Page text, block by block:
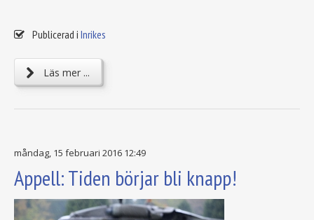
Publicerad i Inrikes
Läs mer ...
måndag, 15 februari 2016 12:49
Appell: Tiden börjar bli knapp!